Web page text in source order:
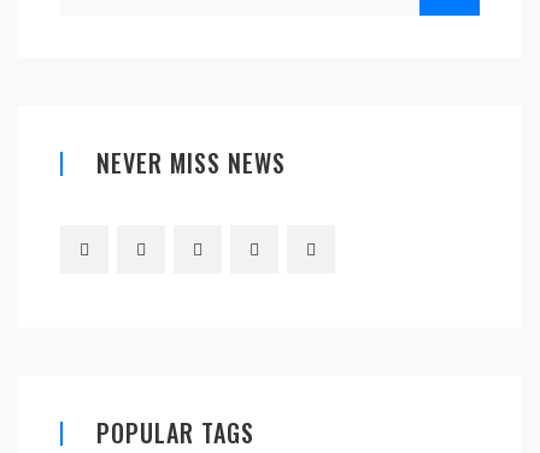
NEVER MISS NEWS
POPULAR TAGS